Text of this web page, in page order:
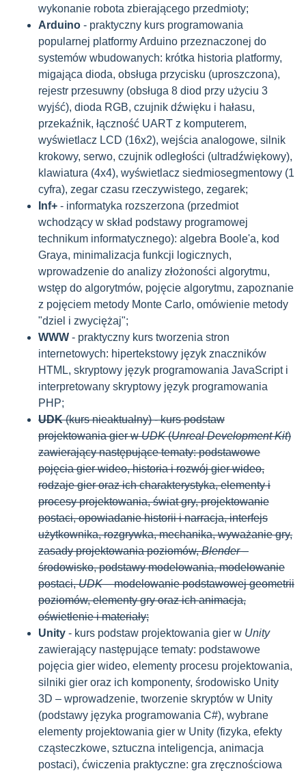
wykonanie robota zbierającego przedmioty;
Arduino - praktyczny kurs programowania
popularnej platformy Arduino przeznaczonej do
systemów wbudowanych: krótka historia platformy,
migająca dioda, obsługa przycisku (uproszczona),
rejestr przesuwny (obsługa 8 diod przy użyciu 3
wyjść), dioda RGB, czujnik dźwięku i hałasu,
przekaźnik, łączność UART z komputerem,
wyświetlacz LCD (16x2), wejścia analogowe, silnik
krokowy, serwo, czujnik odległości (ultradźwiękowy),
klawiatura (4x4), wyświetlacz siedmiosegmentowy (1
cyfra), zegar czasu rzeczywistego, zegarek;
Inf+ - informatyka rozszerzona (przedmiot
wchodzący w skład podstawy programowej
technikum informatycznego): algebra Boole'a, kod
Graya, minimalizacja funkcji logicznych,
wprowadzenie do analizy złożoności algorytmu,
wstęp do algorytmów, pojęcie algorytmu, zapoznanie
z pojęciem metody Monte Carlo, omówienie metody
"dziel i zwyciężaj";
WWW - praktyczny kurs tworzenia stron
internetowych: hipertekstowy język znaczników
HTML, skryptowy język programowania JavaScript i
interpretowany skryptowy język programowania
PHP;
UDK(kurs nieaktualny) - kurs podstaw
projektowania gier wUDK(Unreal Development Kit)
zawierający następujące tematy: podstawowe
pojęcia gier wideo, historia i rozwój gier wideo,
rodzaje gier oraz ich charakterystyka, elementy i
procesy projektowania, świat gry, projektowanie
postaci, opowiadanie historii i narracja, interfejs
użytkownika, rozgrywka, mechanika, wyważanie gry,
zasady projektowania poziomów,Blender–
środowisko, podstawy modelowania, modelowanie
postaci,UDK– modelowanie podstawowej geometrii
poziomów, elementy gry oraz ich animacja,
oświetlenie i materiały;
Unity - kurs podstaw projektowania gier w Unity
zawierający następujące tematy: podstawowe
pojęcia gier wideo, elementy procesu projektowania,
silniki gier oraz ich komponenty, środowisko Unity
3D – wprowadzenie, tworzenie skryptów w Unity
(podstawy języka programowania C#), wybrane
elementy projektowania gier w Unity (fizyka, efekty
cząsteczkowe, sztuczna inteligencja, animacja
postaci), ćwiczenia praktyczne: gra zręcznościowa